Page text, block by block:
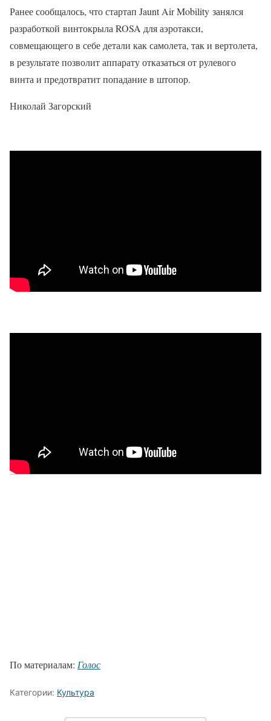
Ранее сообщалось, что стартап Jaunt Air Mobility занялся
разработкой винтокрыла ROSA для аэротакси,
совмещающего в себе детали как самолета, так и вертолета,
в результате позволит аппарату отказаться от рулевого
винта и предотвратит попадание в штопор.
Николай Загорский
По материалам: Голос
Категории: Культура